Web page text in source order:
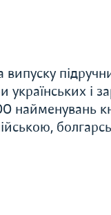
і
найменувань